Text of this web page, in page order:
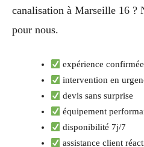
canalisation à Marseille 16 ?
pour nous.
expérience confirmée
intervention en
devis sans surprise
équipement
disponibilité 7j/7
assistance client